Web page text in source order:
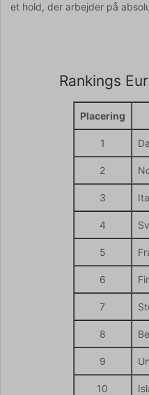
et hold, der arbejder på
Rankings
Placering
1
2
3
4
5
6
7
8
9
10